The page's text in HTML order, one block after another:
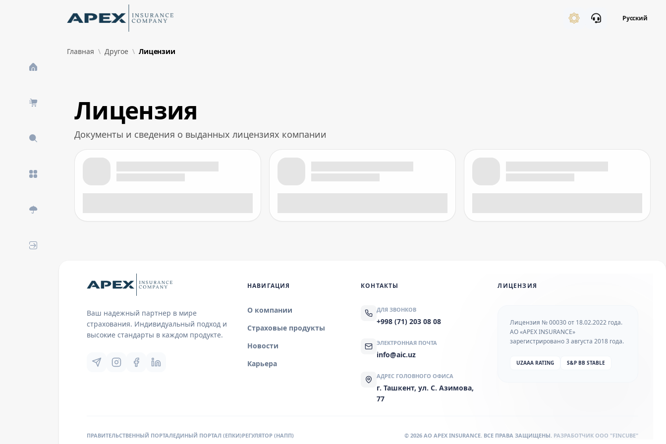
Русский
Главная Другое Лицензии
Лицензия
Документы и сведения о выданных лицензиях компании
Лицензия
Ваш надежный партнер в мире
страхования. Индивидуальный подход и
высокие стандарты в каждом продукте.
НАВИГАЦИЯ
О компании
Страховые продукты
Новости
Карьера
КОНТАКТЫ
ДЛЯ ЗВОНКОВ
+998 (71) 203 08 08
ЭЛЕКТРОННАЯ ПОЧТА
info@aic.uz
АДРЕС ГОЛОВНОГО ОФИСА
г. Ташкент, ул. С. Азимова,
77
ЛИЦЕНЗИЯ
Лицензия № 00030 от 18.02.2022 года.
АО «APEX INSURANCE»
зарегистрировано 3 августа 2018 года.
UZAAA RATING S&P BB STABLE
ПРАВИТЕЛЬСТВЕННЫЙ ПОРТАЛЕДИНЫЙ ПОРТАЛ (ЕПКИ)РЕГУЛЯТОР (НАПП) © 2026 AO APEX INSURANCE. ВСЕ ПРАВА ЗАЩИЩЕНЫ. РАЗРАБОТЧИК OOO "FINCUBE"